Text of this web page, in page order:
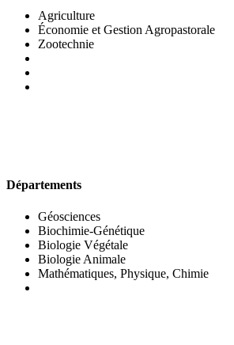
Agriculture
Économie et Gestion Agropastorale
Zootechnie
Départements
Géosciences
Biochimie-Génétique
Biologie Végétale
Biologie Animale
Mathématiques, Physique, Chimie